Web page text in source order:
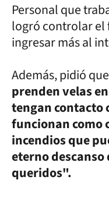
Personal que
logró controlar el
ingresar más al
Además, pidió que
prenden velas
tengan contacto
funcionan como
incendios que
eterno descanso
queridos".